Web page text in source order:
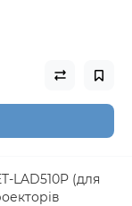
LAD510P (для